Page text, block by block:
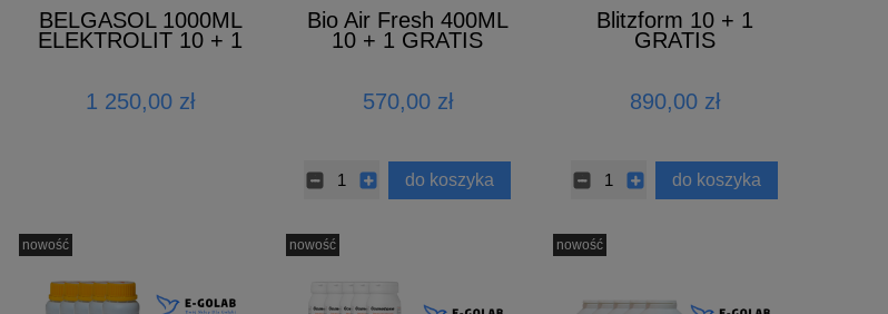
BELGASOL 1000ML
ELEKTROLIT 10 + 1
1 250,00 zł
Bio Air Fresh 400ML
10 + 1 GRATIS
570,00 zł
do koszyka
Blitzform 10 + 1
GRATIS
890,00 zł
do koszyka
nowość nowość nowość